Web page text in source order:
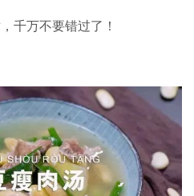
千万不要错过了！